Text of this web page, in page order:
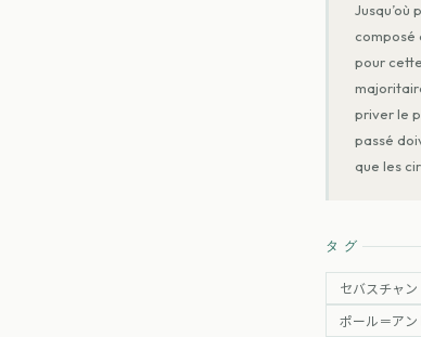
composé
pour
priver le
passé
que les
タグ
セバスチャ
ポール＝ア